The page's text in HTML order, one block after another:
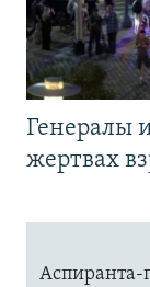
Генералы
жертвах